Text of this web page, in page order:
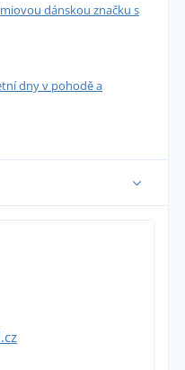
dánskou značku s
dny v pohodě a